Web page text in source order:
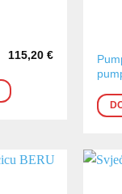
115,20 €